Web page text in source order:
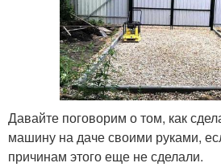
Давайте поговорим о том, как
машину на даче своими руками,
причинам этого еще не сделали.